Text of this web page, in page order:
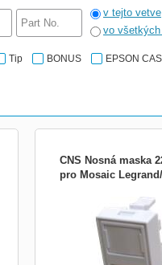
v tejto vetve
vo
Tip BONUS EPSON
CNS Nosná maska
pro Mosaic
Modul 22,5 x 25mm pro
Keystone. Je vhodný pro
podlahových zásuvek,
atd. (např. Legrand,
apod), kde je použit
45x45mm. Zvolením
naší nabídky pak určíte